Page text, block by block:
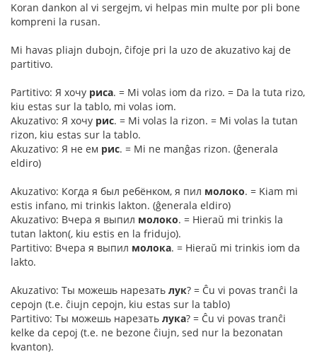
Koran dankon al vi sergejm, vi helpas min multe por pli bone
kompreni la rusan.
Mi havas pliajn dubojn, ĉifoje pri la uzo de akuzativo kaj de
partitivo.
Partitivo: Я хочу риса. = Mi volas iom da rizo. = Da la tuta rizo,
kiu estas sur la tablo, mi volas iom.
Akuzativo: Я хочу рис. = Mi volas la rizon. = Mi volas la tutan
rizon, kiu estas sur la tablo.
Akuzativo: Я не ем рис. = Mi ne manĝas rizon. (ĝenerala
eldiro)
Akuzativo: Когда я был ребёнком, я пил молоко. = Kiam mi
estis infano, mi trinkis lakton. (ĝenerala eldiro)
Akuzativo: Вчера я выпил молоко. = Hieraŭ mi trinkis la
tutan lakton(, kiu estis en la fridujo).
Partitivo: Вчера я выпил молока. = Hieraŭ mi trinkis iom da
lakto.
Akuzativo: Ты можешь нарезать лук? = Ĉu vi povas tranĉi la
cepojn (t.e. ĉiujn cepojn, kiu estas sur la tablo)
Partitivo: Ты можешь нарезать лука? = Ĉu vi povas tranĉi
kelke da cepoj (t.e. ne bezone ĉiujn, sed nur la bezonatan
kvanton).